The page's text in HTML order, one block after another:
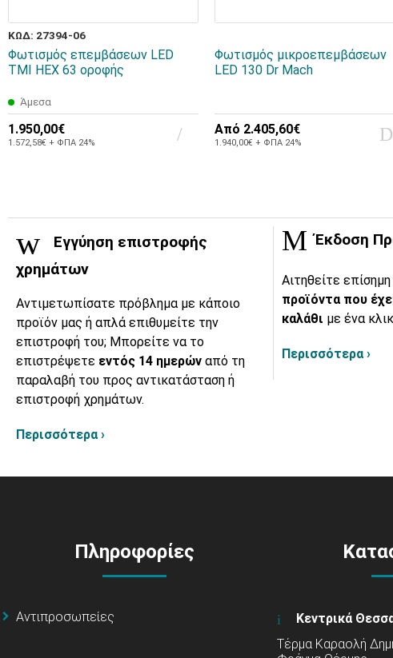
ΚΩΔ: 27394-06
Φωτισμός επεμβάσεων LED
TMI HEX 63 οροφής
Άμεσα
1.950,00€
1.572,58€ + ΦΠΑ 24%
Φωτισμός μικροεπεμβάσεων
LED 130 Dr Mach
Από 2.405,60€
1.940,00€ + ΦΠΑ 24%
Εγγύηση επιστροφής
χρημάτων
Αντιμετωπίσατε πρόβλημα με κάποιο
προϊόν μας ή απλά επιθυμείτε την
επιστροφή του; Μπορείτε να το
επιστρέψετε εντός 14 ημερών από τη
παραλαβή του προς αντικατάσταση ή
επιστροφή χρημάτων.
Περισσότερα ›
Έκδοση
Αιτηθείτε
προϊόντα που
καλάθι με ένα
Περισσότερα ›
Πληροφορίες
Αντιπροσωπείες
Κεντρικά
Τέρμα Καραολή